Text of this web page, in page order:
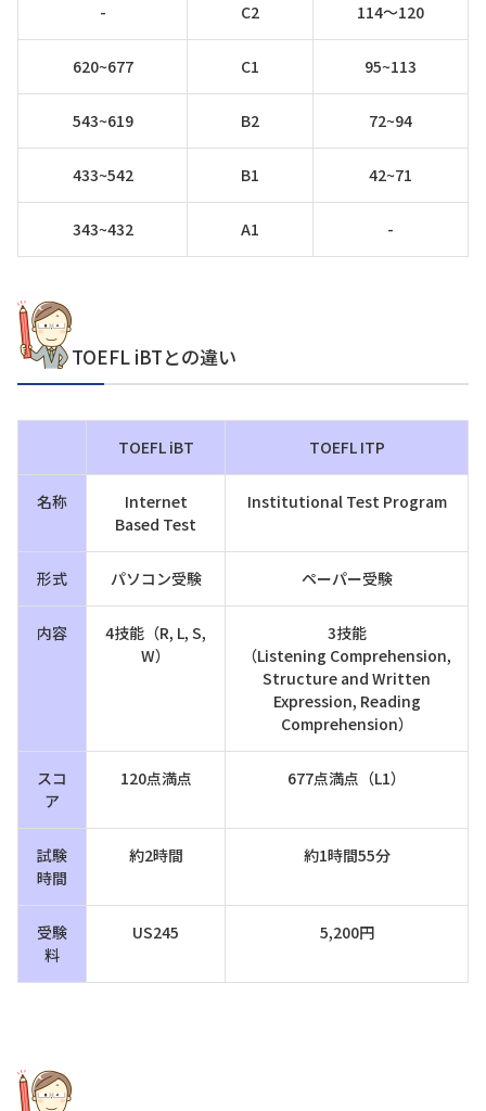
- C2 114～120
620~677 C1 95~113
543~619 B2 72~94
433~542 B1 42~71
343~432 A1 -
TOEFL iBTとの違い
TOEFL iBT TOEFL ITP
名称
Internet
Based Test
Institutional Test Program
形式 パソコン受験 ペーパー受験
内容
4技能（R, L, S,
W）
3技能
（Listening Comprehension,
Structure and Written
Expression, Reading
Comprehension）
スコ
ア
120点満点 677点満点（L1）
試験
時間
約2時間 約1時間55分
受験
料
US245 5,200円